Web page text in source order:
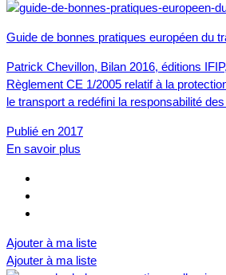
Guide de bonnes pratiques européen du
Patrick Chevillon, Bilan 2016, éditions
Règlement CE 1/2005 relatif à la
le transport a redéfini la responsabilité
Publié en 2017
En savoir plus
Ajouter à ma liste
Ajouter à ma liste